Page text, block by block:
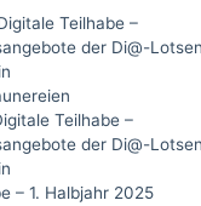
Teilhabe –
der Di@-
Teilhabe –
der Di@-
– 1. Halbjahr 2025